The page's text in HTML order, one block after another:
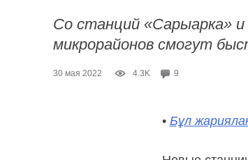
Со станций «Сарыарка»
микрорайонов смогут
30 мая 2022 4.3K 9
• Бұл